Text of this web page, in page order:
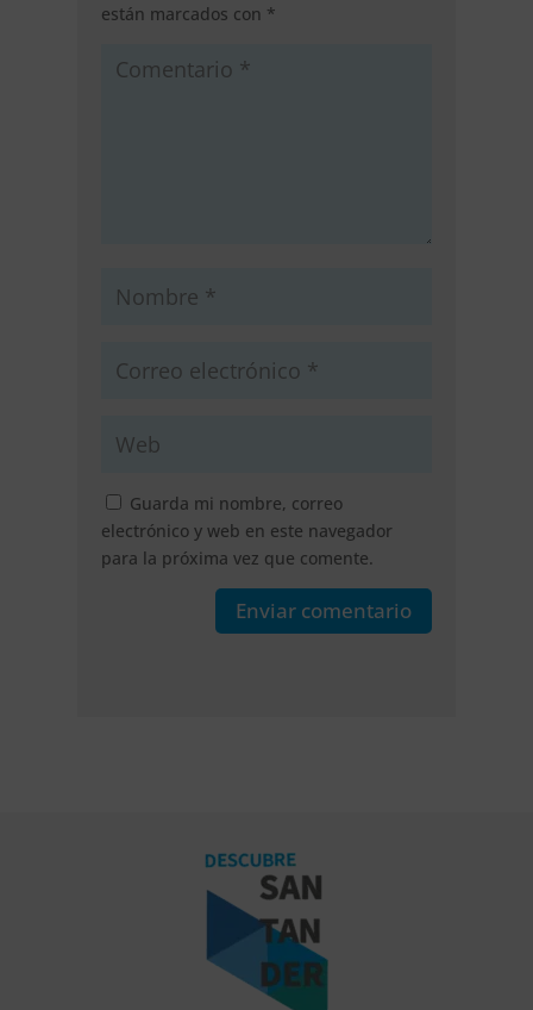
están marcados con *
Guarda mi nombre, correo
electrónico y web en este navegador
para la próxima vez que comente.
Enviar comentario